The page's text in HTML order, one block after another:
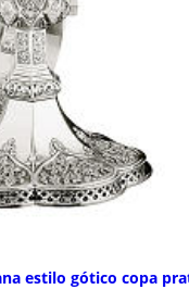
estilo gótico copa